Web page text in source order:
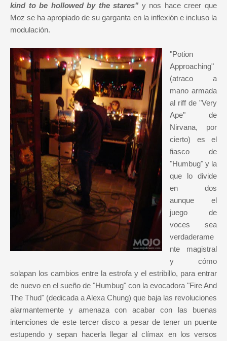
kind to be hollowed by the stares" y nos hace creer que
Moz se ha apropiado de su garganta en la inflexión e incluso la
modulación.
"Potion
Approaching"
(atraco a
mano armada
al riff de "Very
Ape" de
Nirvana, por
cierto) es el
fiasco de
"Humbug" y la
que lo divide
en dos
aunque el
juego de
voces sea
verdaderame
nte magistral
y cómo
solapan los cambios entre la estrofa y el estribillo, para entrar
de nuevo en el sueño de "Humbug" con la evocadora "Fire And
The Thud" (dedicada a Alexa Chung) que baja las revoluciones
alarmantemente y amenaza con acabar con las buenas
intenciones de este tercer disco a pesar de tener un puente
estupendo y sepan hacerla llegar al clímax en los versos